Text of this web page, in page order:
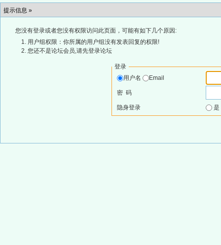
提示信息 »
您没有登录或者您没有权限访问此页面，可能有如下几个原因:
用户组权限：你所属的用户组没有发表回复的权限!
您还不是论坛会员,请先登录论坛
登录
用户名
Email
密 码
隐身登录